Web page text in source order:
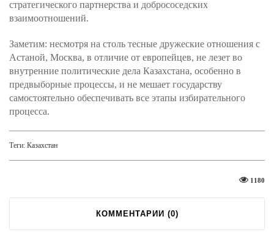
стратегического партнерства и добрососедских
взаимоотношений.
Заметим: несмотря на столь тесные дружеские отношения с
Астаной, Москва, в отличие от европейцев, не лезет во
внутренние политические дела Казахстана, особенно в
предвыборные процессы, и не мешает государству
самостоятельно обеспечивать все этапы избирательного
процесса.
Теги: Казахстан
1180
КОММЕНТАРИИ (0)